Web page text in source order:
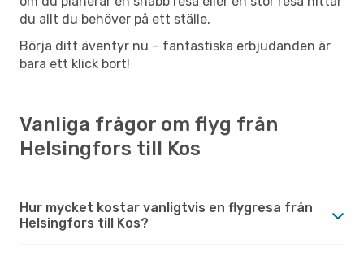
du allt du behöver på ett ställe.
Börja ditt äventyr nu – fantastiska erbjudanden är
bara ett klick bort!
Vanliga frågor om flyg från
Helsingfors till Kos
Hur mycket kostar vanligtvis en flygresa från
Helsingfors till Kos?